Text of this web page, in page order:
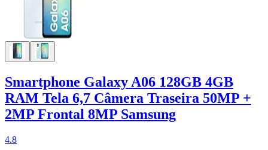
Smartphone Galaxy A06 128GB 4GB
RAM Tela 6,7 Câmera Traseira 50MP +
2MP Frontal 8MP Samsung
4.8